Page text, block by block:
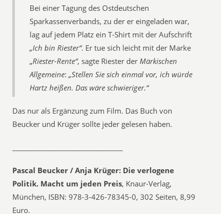
Bei einer Tagung des Ostdeutschen
Sparkassenverbands, zu der er eingeladen war,
lag auf jedem Platz ein T-Shirt mit der Aufschrift
„Ich bin Riester“. Er tue sich leicht mit der Marke
„Riester-Rente“, sagte Riester derMärkischen
Allgemeine:„Stellen Sie sich einmal vor, ich würde
Hartz heißen. Das wäre schwieriger.“
Das nur als Ergänzung zum Film. Das Buch von
Beucker und Krüger sollte jeder gelesen haben.
Pascal Beucker / Anja Krüger: Die verlogene
Politik. Macht um jeden Preis, Knaur-Verlag,
München, ISBN: 978-3-426-78345-0, 302 Seiten, 8,99
Euro.